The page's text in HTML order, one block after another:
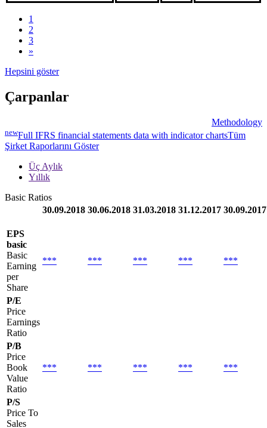
1
2
3
»
Hepsini göster
Çarpanlar
Methodology
newFull IFRS financial statements data with indicator chartsTüm
Şirket Raporlarını Göster
Üç Aylık
Yıllık
Basic Ratios
30.09.2018 30.06.2018 31.03.2018 31.12.2017 30.09.2017
EPS
basic
Basic
Earning
per
Share
*** *** *** *** ***
P/E
Price
Earnings
Ratio
P/B
Price
Book
Value
Ratio
*** *** *** *** ***
P/S
Price To
Sales